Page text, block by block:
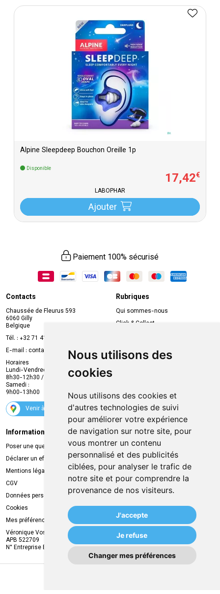
Nous utilisons des
cookies
Nous utilisons des cookies et
d'autres technologies de suivi
pour améliorer votre expérience
de navigation sur notre site, pour
vous montrer un contenu
personnalisé et des publicités
ciblées, pour analyser le trafic de
notre site et pour comprendre la
provenance de nos visiteurs.
J'accepte
Je refuse
Changer mes préférences
Alpine Sleepdeep Bouchon Oreille 1p
Disponible
17,42€
LABOPHAR
Ajouter
Paiement 100% sécurisé
Contacts
Chaussée de Fleurus 593
6060 Gilly
Belgique
Tél. : +32 71 41 32 10
E-mail : contact
mvapharma.be
Horaires
Lundi-Vendredi :
8h30-12h30 / 13h30-18h30
Samedi :
9h00-13h00
Venir à la pharmacie
Rubriques
Qui sommes-nous
Click & Collect
Compte professionnel
Envoi d’ordonnance
Suivez-nous
Informations légales
Poser une question
Déclarer un effet indésirable
Mentions légales
CGV
Données personnelles
Cookies
Mes préférences Cookies
Véronique Vos
APB 522709
N° Entreprise BE0749.944.612
Livraison
Retrait à la pharmacie
Livraison chez vous
Livraison dans un Point Relais